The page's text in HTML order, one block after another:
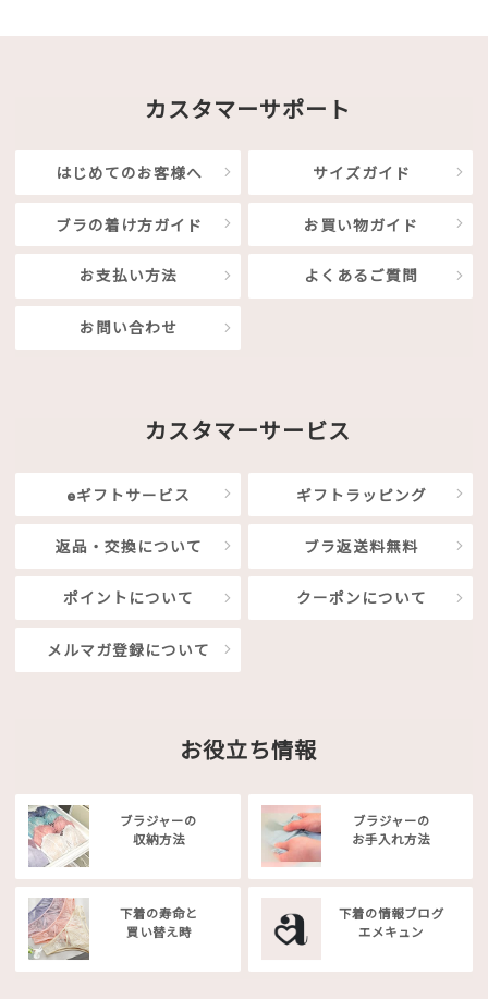
カスタマーサポート
はじめてのお客様へ サイズガイド
ブラの着け方ガイド お買い物ガイド
お支払い方法 よくあるご質問
お問い合わせ
カスタマーサービス
eギフトサービス ギフトラッピング
返品・交換について ブラ返送料無料
ポイントについて クーポンについて
メルマガ登録について
お役立ち情報
ブラジャーの
収納方法
ブラジャーの
お手入れ方法
下着の寿命と
買い替え時
下着の情報ブログ
エメキュン